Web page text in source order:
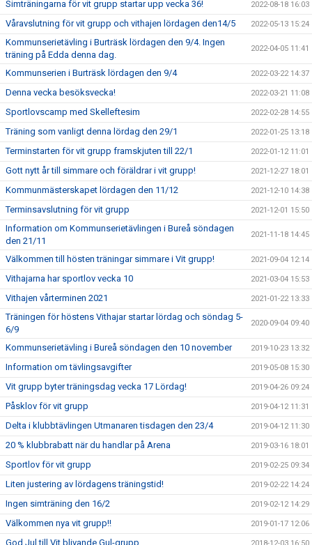
Simträningarna för vit grupp startar upp vecka 36! 2022-08-18 16:03
Våravslutning för vit grupp och vithajen lördagen den14/5 2022-05-13 15:24
Kommunserietävling i Burträsk lördagen den 9/4. Ingen
träning på Edda denna dag.
2022-04-05 11:41
Kommunserien i Burträsk lördagen den 9/4 2022-03-22 14:37
Denna vecka besöksvecka! 2022-03-21 11:08
Sportlovscamp med Skelleftesim 2022-02-28 14:55
Träning som vanligt denna lördag den 29/1 2022-01-25 13:18
Terminstarten för vit grupp framskjuten till 22/1 2022-01-12 11:01
Gott nytt år till simmare och föräldrar i vit grupp! 2021-12-27 18:01
Kommunmästerskapet lördagen den 11/12 2021-12-10 14:38
Terminsavslutning för vit grupp 2021-12-01 15:50
Information om Kommunserietävlingen i Bureå söndagen
den 21/11
2021-11-18 14:45
Välkommen till hösten träningar simmare i Vit grupp! 2021-09-04 12:14
Vithajarna har sportlov vecka 10 2021-03-04 15:53
Vithajen vårterminen 2021 2021-01-22 13:33
Träningen för höstens Vithajar startar lördag och söndag 5-
6/9
2020-09-04 09:40
Kommunserietävling i Bureå söndagen den 10 november 2019-10-23 13:32
Information om tävlingsavgifter 2019-05-08 15:30
Vit grupp byter träningsdag vecka 17 Lördag! 2019-04-26 09:24
Påsklov för vit grupp 2019-04-12 11:31
Delta i klubbtävlingen Utmanaren tisdagen den 23/4 2019-04-12 11:30
20 % klubbrabatt när du handlar på Arena 2019-03-16 18:01
Sportlov för vit grupp 2019-02-25 09:34
Liten justering av lördagens träningstid! 2019-02-22 14:24
Ingen simträning den 16/2 2019-02-12 14:29
Välkommen nya vit grupp!! 2019-01-17 12:06
God Jul till Vit blivande Gul-grupp